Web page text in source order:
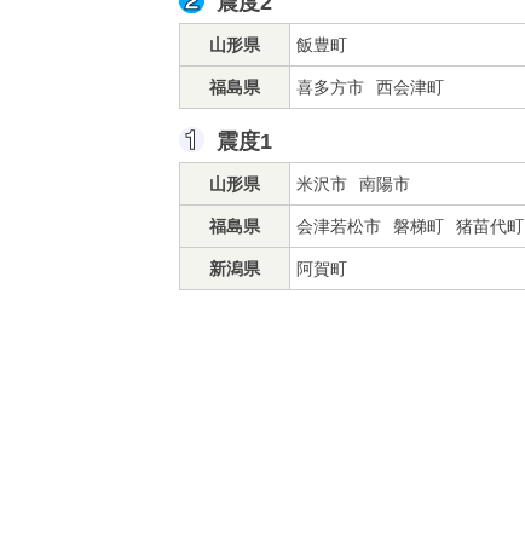
山形県 飯豊町
福島県 喜多方市 西会津町
震度1
山形県 米沢市 南陽市
福島県 会津若松市 磐梯町 猪苗代町
新潟県 阿賀町